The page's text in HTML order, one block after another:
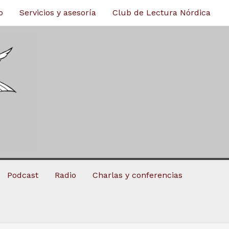
Servicios y asesoría Club de Lectura Nórdica
Podcast Radio Charlas y conferencias